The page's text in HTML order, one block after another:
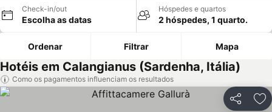
Check-in/out
Escolha as datas
Hóspedes e quartos
2 hóspedes, 1 quarto.
Ordenar Filtrar Mapa
Hotéis em Calangianus (Sardenha, Itália)
Como os pagamentos influenciam os resultados
Partilhar